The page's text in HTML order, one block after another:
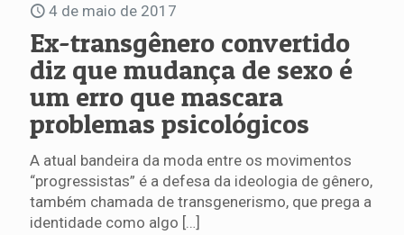
4 de maio de 2017
Ex-transgênero convertido
diz que mudança de sexo é
um erro que mascara
problemas psicológicos
A atual bandeira da moda entre os movimentos
“progressistas” é a defesa da ideologia de gênero,
também chamada de transgenerismo, que prega a
identidade como algo […]